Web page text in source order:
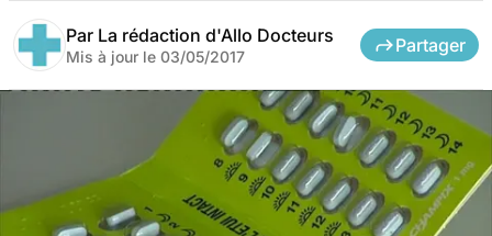
Par La rédaction d'Allo Docteurs
Mis à jour le 03/05/2017
Partager